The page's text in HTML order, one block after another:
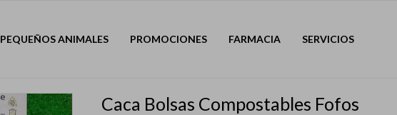
PEQUEÑOS ANIMALES PROMOCIONES FARMACIA SERVICIOS
Caca Bolsas Compostables Fofos